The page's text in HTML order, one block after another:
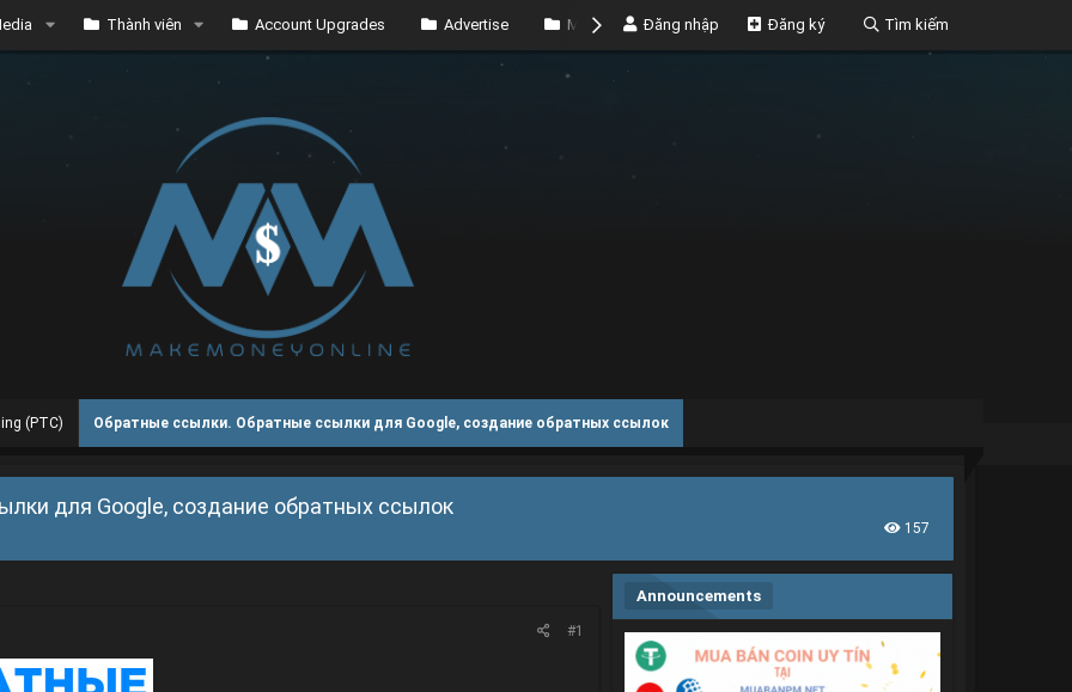
Thành viên Account Upgrades Advertise Marketplace Money
Đăng nhập Đăng ký Tìm kiếm
(PTC) Обратные ссылки. Обратные ссылки для Google, создание обратных ссылок
для Google, создание обратных ссылок
157
#1
Announcements